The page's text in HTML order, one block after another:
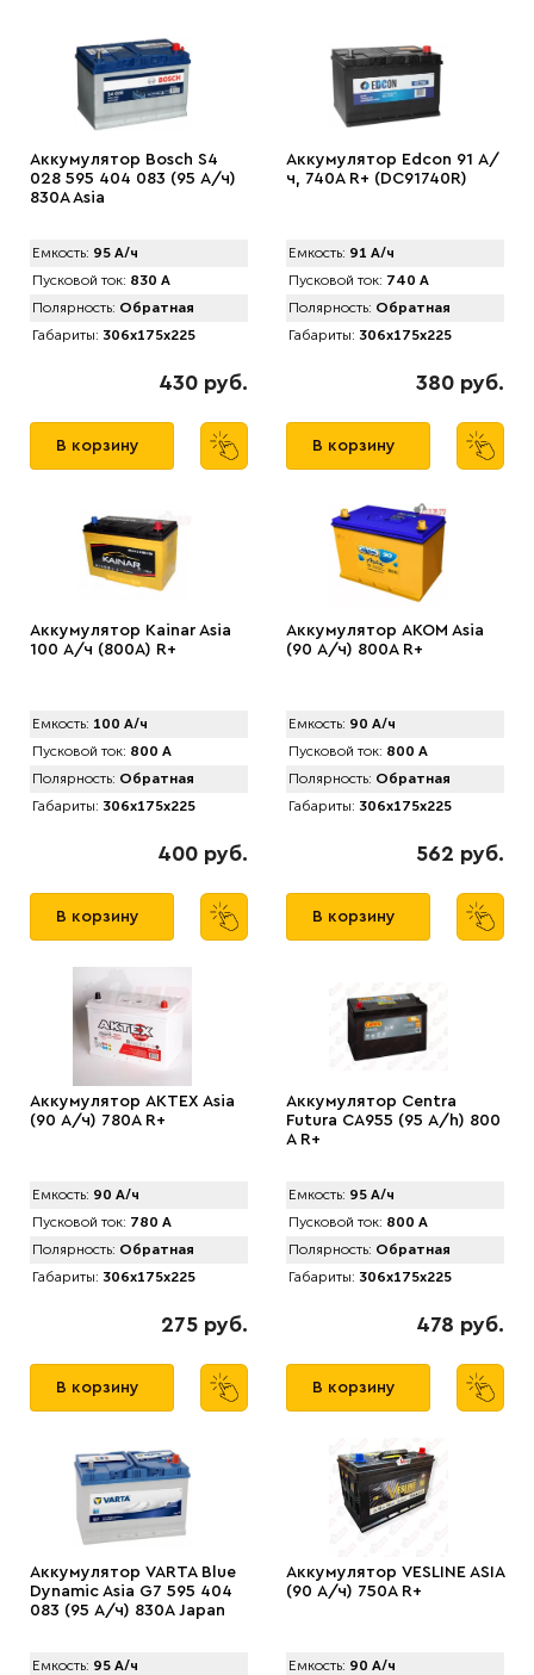
Аккумулятор Bosch S4
028 595 404 083 (95 А/ч)
830A Asia
Емкость: 95 А/ч
Пусковой ток: 830 А
Полярность: Обратная
Габариты: 306x175x225
430 руб.
В корзину
Аккумулятор Edcon 91 А/
ч, 740A R+ (DC91740R)
Емкость: 91 А/ч
Пусковой ток: 740 А
Полярность: Обратная
Габариты: 306x175x225
380 руб.
В корзину
Аккумулятор Kainar Asia
100 А/ч (800A) R+
Емкость: 100 А/ч
Пусковой ток: 800 А
Полярность: Обратная
Габариты: 306x175x225
400 руб.
В корзину
Аккумулятор AKOM Asia
(90 А/ч) 800A R+
Емкость: 90 А/ч
Пусковой ток: 800 А
Полярность: Обратная
Габариты: 306x175x225
562 руб.
В корзину
Аккумулятор AKTEX Asia
(90 А/ч) 780A R+
Емкость: 90 А/ч
Пусковой ток: 780 А
Полярность: Обратная
Габариты: 306x175x225
275 руб.
В корзину
Аккумулятор Centra
Futura CA955 (95 А/h) 800
A R+
Емкость: 95 А/ч
Пусковой ток: 800 А
Полярность: Обратная
Габариты: 306x175x225
478 руб.
В корзину
Аккумулятор VARTA Blue
Dynamic Asia G7 595 404
083 (95 А/ч) 830А Japan
Емкость: 95 А/ч
Аккумулятор VЕSLINE ASIA
(90 А/ч) 750A R+
Емкость: 90 А/ч